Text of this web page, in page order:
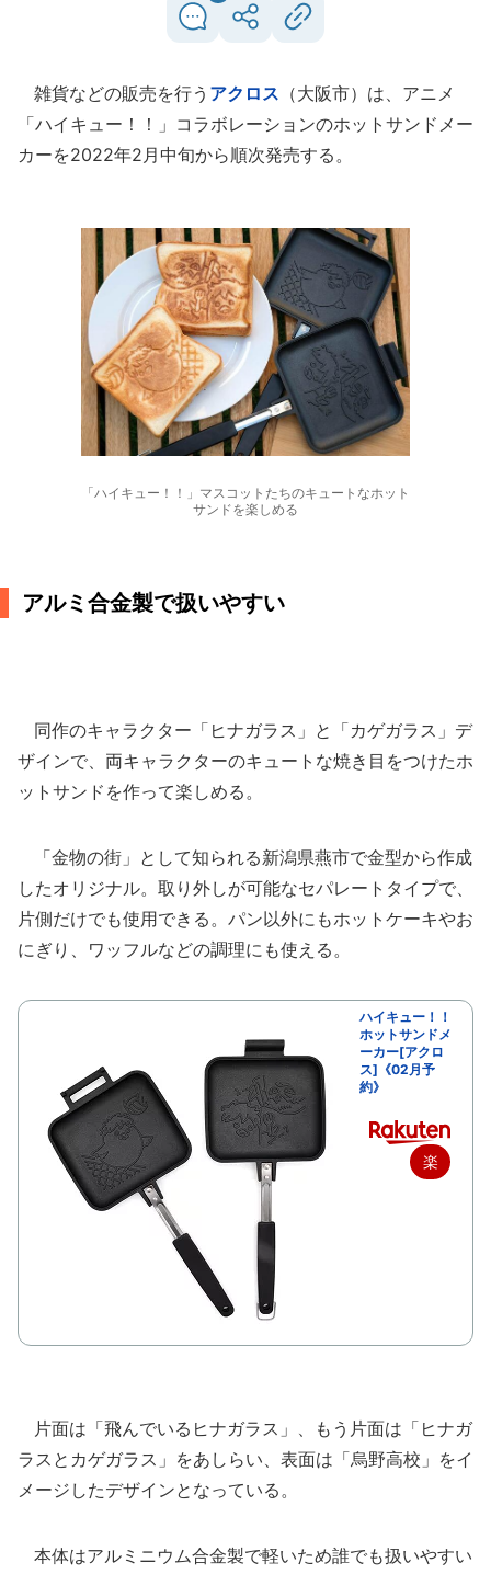
雑貨などの販売を行う アクロス （大阪市）は、アニメ
「ハイキュー！！」コラボレーションのホットサンドメー
カーを2022年2月中旬から順次発売する。
「ハイキュー！！」マスコットたちのキュートなホット
サンドを楽しめる
アルミ合金製で扱いやすい
同作のキャラクター「ヒナガラス」と「カゲガラス」デ
ザインで、両キャラクターのキュートな焼き目をつけたホ
ットサンドを作って楽しめる。
「金物の街」として知られる新潟県燕市で金型から作成
したオリジナル。取り外しが可能なセパレートタイプで、
片側だけでも使用できる。パン以外にもホットケーキやお
にぎり、ワッフルなどの調理にも使える。
ハイキュー！！
ホットサンドメ
ーカー[アクロ
ス]《02月予
約》
楽
片面は「飛んでいるヒナガラス」、もう片面は「ヒナガ
ラスとカゲガラス」をあしらい、表面は「烏野高校」をイ
メージしたデザインとなっている。
本体はアルミニウム合金製で軽いため誰でも扱いやすい